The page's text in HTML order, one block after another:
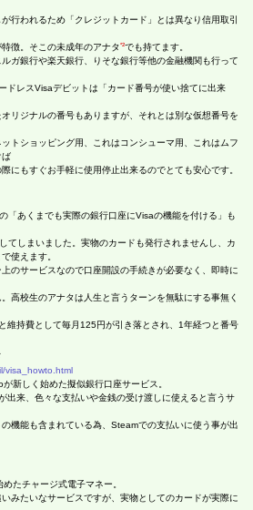
行われるため「クレジットカード」とは異なり信用取引
徴。そこの未成年のアナタ*2でも持てます。
ガ銀行や楽天銀行、りそな銀行等他の金融機関も行って
ドレスVisaデビットは「カード番号が使い捨てに出来
リジナルの番号もありますが、それとは別な仮想番号を
トショッピング用、これはコンシューマ用、これはムフ
ば
にもすぐお手軽に使用停止出来るのでとても安心です。
「あくまでも実際の銀行口座にVisaの機能を付ける」も
てしまいました。実物のカードも発行されませんし、カ
使えます。
のサービスなので口座開設の手続きが必要なく、即時に
高校生のアナタは人生と言うターンを無駄にする事無く
維持費として毎月125円が引き落とされ、1年経つと番号
visa_howto.html
新しく始めた擬似銀行口座サービス。
出来、色々な支払いや金銭の受け渡しに使えると言うサ
機能も含まれている為、Steamでの支払いに使う事が出
たチャージ式電子マネー。
みたいなサービスですが、実物としてのカードが実際に